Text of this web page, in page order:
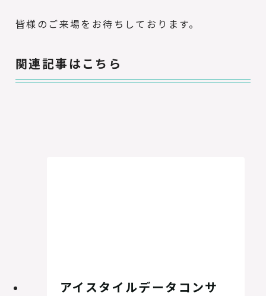
皆様のご来場をお待ちしております。
関連記事はこちら
アイスタイルデータコンサ